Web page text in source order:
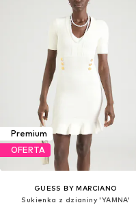
Premium
OFERTA
GUESS BY MARCIANO
Sukienka z dzianiny 'YAMNA'